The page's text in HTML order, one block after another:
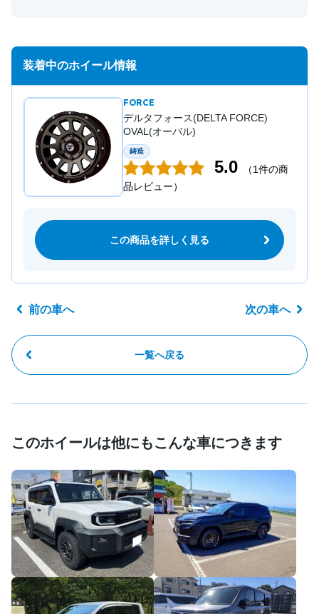
装着中のホイール情報
FORCE
デルタフォース(DELTA FORCE)
OVAL(オーバル)
鋳造
5.0
（1件の商
品レビュー）
この商品を詳しく見る
前の車へ
一覧へ戻る
次の車へ
このホイールは他にもこんな車につきます